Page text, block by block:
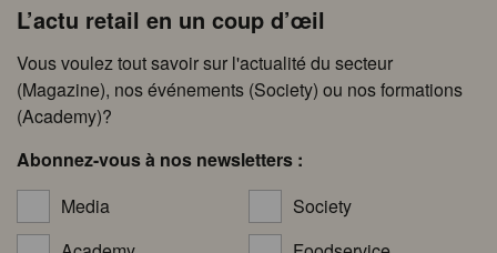
L’actu retail en un coup d’œil
Vous voulez tout savoir sur l'actualité du secteur
(Magazine), nos événements (Society) ou nos formations
(Academy)?
Abonnez-vous à nos newsletters :
Media
Society